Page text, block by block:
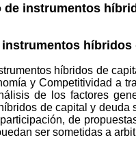
instrumentos
híbridos de
y Competitividad a
de los factores
de capital y
de
ser sometidas a